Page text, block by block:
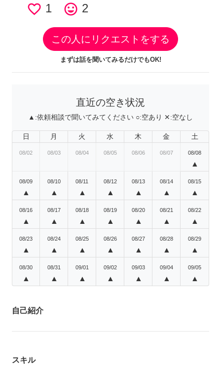
favorite_border 1 tag_faces 2
この人にリクエストをする
まずは話を聞いてみるだけでもOK!
直近の空き状況
▲:依頼相談で聞いてみてください ○:空あり ✕:空なし
日 月 火 水 木 金 土
08/02 08/03 08/04 08/05 08/06 08/07 08/08
▲
08/09
▲
08/10
▲
08/11
▲
08/12
▲
08/13
▲
08/14
▲
08/15
▲
08/16
▲
08/17
▲
08/18
▲
08/19
▲
08/20
▲
08/21
▲
08/22
▲
08/23
▲
08/24
▲
08/25
▲
08/26
▲
08/27
▲
08/28
▲
08/29
▲
08/30
▲
08/31
▲
09/01
▲
09/02
▲
09/03
▲
09/04
▲
09/05
▲
自己紹介
スキル